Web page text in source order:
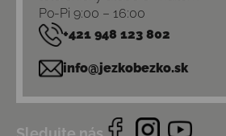
Po-Pi 9:00 – 16:00
+421 948 123 802
info@jezkobezko.sk